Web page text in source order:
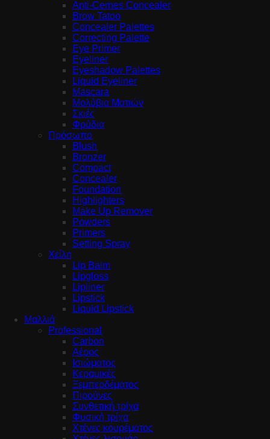
Anti-Cernes Concealer
Brow Tatoo
Concealer Palettes
Correcting Palette
Eye Primer
Eyeliner
Eyeshadow Palettes
Liquid Eyeliner
Mascara
Μολύβια Ματιών
Σκιές
Φρύδια
Πρόσωπο
Blush
Bronzer
Compact
Concealer
Foundation
Highlighters
Make Up Remover
Powders
Primers
Setting Spray
Χείλη
Lip Balm
Lipgloss
Lipliner
Lipstick
Liquid Lipstick
Μαλλιά
Professional
Carbon
Αέρος
Ισιώματος
Κεραμικές
Ξεμπερδέματος
Πιρούνες
Συνθετική τρίχα
Φυσική τρίχα
Χτένες κουρέματος